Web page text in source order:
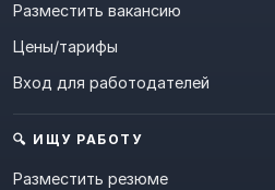
Разместить вакансию
Цены/тарифы
Вход для работодателей
🔍 ИЩУ РАБОТУ
Разместить резюме